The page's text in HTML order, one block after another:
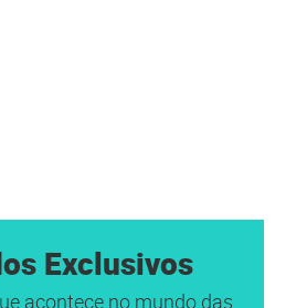
Exclusivos
acontece no mundo das